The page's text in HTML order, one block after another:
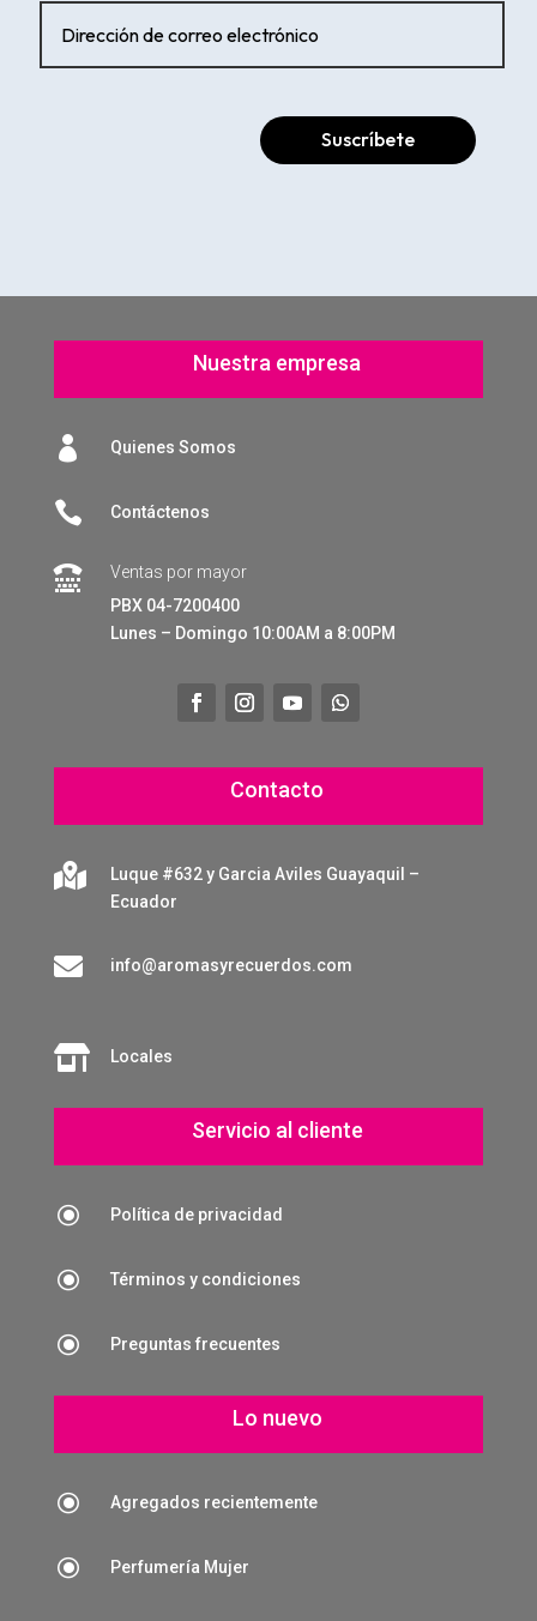
Suscríbete
Nuestra empresa
 Quienes Somos
 Contáctenos

Ventas por mayor
PBX 04-7200400
Lunes – Domingo 10:00AM a 8:00PM
Contacto

Luque #632 y Garcia Aviles Guayaquil –
Ecuador
 info@aromasyrecuerdos.com
 Locales
Servicio al cliente
\ Política de privacidad
\ Términos y condiciones
\ Preguntas frecuentes
Lo nuevo
\ Agregados recientemente
\ Perfumería Mujer